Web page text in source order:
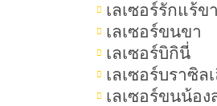
เลเซอร์รักแร้ข
เลเซอร์ขนขา
เลเซอร์บิกินี่
เลเซอร์บราซิล
เลเซอร์ขนน้อง
คอลลาเจนช่วยให้ผิวใ
โครงสร้างของผิวหนั
คอลลาเจน